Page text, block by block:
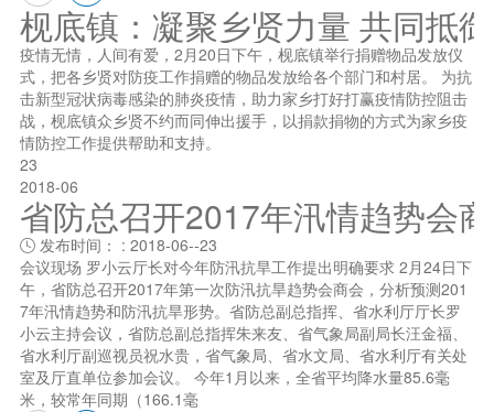
枧底镇：凝聚乡贤力量 共同抵
疫情无情，人间有爱，2月20日下午，枧底镇举行捐赠物品发放仪
式，把各乡贤对防疫工作捐赠的物品发放给各个部门和村居。 为抗
击新型冠状病毒感染的肺炎疫情，助力家乡打好打赢疫情防控阻击
战，枧底镇众乡贤不约而同伸出援手，以捐款捐物的方式为家乡疫
情防控工作提供帮助和支持。
23
2018-06
省防总召开2017年汛情趋势会
发布时间： : 2018-06--23
会议现场 罗小云厅长对今年防汛抗旱工作提出明确要求 2月24日下
午，省防总召开2017年第一次防汛抗旱趋势会商会，分析预测201
7年汛情趋势和防汛抗旱形势。省防总副总指挥、省水利厅厅长罗
小云主持会议，省防总副总指挥朱来友、省气象局副局长汪金福、
省水利厅副巡视员祝水贵，省气象局、省水文局、省水利厅有关处
室及厅直单位参加会议。 今年1月以来，全省平均降水量85.6毫
米，较常年同期（166.1毫